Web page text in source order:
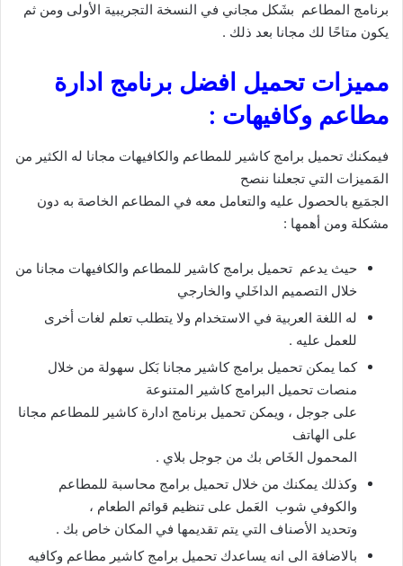
برنامج المطاعم بشَكل مجاني في النسخة التجريبية الأولى ومن ثم
يكون متاحًا لك مجانا بعد ذلك .
مميزات تحميل افضل برنامج ادارة
مطاعم وكافيهات :
فيمكنك تحميل برامج كاشير للمطاعم والكافيهات مجانا له الكثير من
المَميزات التي تجعلنا ننصح
الجمَيع بالحصول عليه والتعامل معه في المطاعم الخاصة به دون
مشكلة ومن أهمها :
حيث يدعم تحميل برامج كاشير للمطاعم والكافيهات مجانا من
خلال التصميم الداخَلي والخارجي
له اللغة العربية في الاستخدام ولا يتطلب تعلم لغات أخرى
للعمل عليه .
كما يمكن تحميل برامج كاشير مجانا بَكل سهولة من خلال
منصات تحميل البرامج كاشير المتنوعة
على جوجل ، ويمكن تحميل برنامج ادارة كاشير للمطاعم مجانا
على الهاتف
المحمول الخَاص بك من جوجل بلاي .
وكذلك يمكنك من خلال تحميل برامج محاسبة للمطاعم
والكوفي شوب العَمل على تنظيم قوائم الطعام ،
وتحديد الأصناف التي يتم تقديمها في المكان خاص بك .
بالاضافة الى انه يساعدك تحميل برامج كاشير مطاعم وكافيه